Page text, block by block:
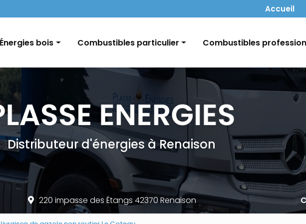
Navigation secondaireAccueil
Énergies bois
Pellets / Granulés de bois
Granulés vrac / palette
Bûches
Conseils et informations
Combustibles particulier
Fioul domestique
Charbon
Combustibles
Charbon
Distributeur d'énergies à Renaison
220 impasse des Étangs 42370 Renaison